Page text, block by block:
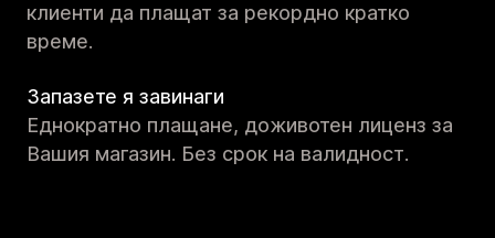
клиенти да плащат за рекордно кратко
време.
Запазете я завинаги
Еднократно плащане, доживотен лиценз за
Вашия магазин. Без срок на валидност.